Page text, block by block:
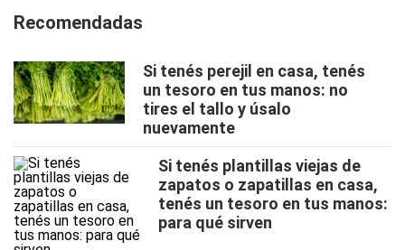
Recomendadas
Si tenés perejil en casa, tenés
un tesoro en tus manos: no
tires el tallo y úsalo
nuevamente
Si tenés plantillas viejas de
zapatos o zapatillas en casa,
tenés un tesoro en tus manos:
para qué sirven